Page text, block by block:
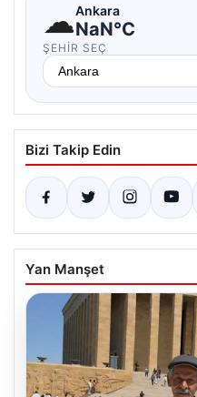
☁Ankara
NaN°C
ŞEHIR SEÇ
Bizi Takip Edin
Yan Manşet